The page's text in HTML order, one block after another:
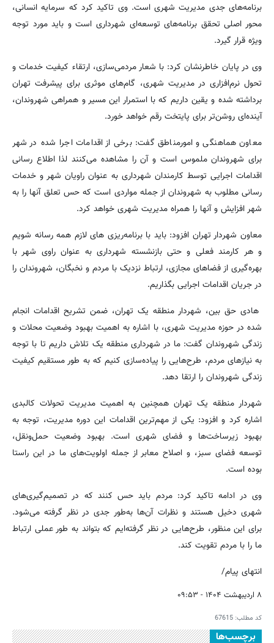
برنامه‌های جدی مدیریت شهری است. وی تاکید کرد که سرمایه انسانی،
محور اصلی تحقق برنامه‌های توسعه‌ای شهرداری است و باید مورد توجه
ویژه قرار گیرد.
وی در پایان خاطرنشان کرد: با شعار مردمی‌سازی، ارتقاء کیفیت خدمات و
تحول نرم‌افزاری در مدیریت شهری، گام‌های موثری برای پیشرفت تهران
برداشته شده و یقین داریم که با استمرار این مسیر و همراهی شهروندان،
آینده‌ای روشن‌تر برای پایتخت رقم خواهد خورد.
معاون هماهنگی و امورمناطق گفت: برخی از اقدامات اجرا شده در شهر
برای شهروندان ملموس است و آن را مشاهده می‌کنند لذا اطلاع رسانی
اقدامات اجرایی توسط کارمندان شهرداری به عنوان راویان شهر و خدمات
رسانی مطلوب به شهروندان از جمله مواردی است که حس تعلق آنها را به
شهر افزایش و آنها را همراه مدیریت شهری خواهد کرد.
معاون شهردار تهران افزود: باید با برنامه‌ریزی های لازم همه رسانه شویم
و هر کارمند فعلی و حتی بازنشسته شهرداری به عنوان راوی شهر با
بهره‌گیری از فضاهای مجازی، ارتباط نزدیک با مردم و نخبگان، شهروندان را
در جریان اقدامات اجرایی بگذاریم.
هادی حق بین، شهردار منطقه یک تهران، ضمن تشریح اقدامات انجام
شده در حوزه مدیریت شهری، با اشاره به اهمیت بهبود وضعیت محلات و
زندگی شهروندان گفت: ما در شهرداری منطقه یک تلاش داریم تا با توجه
به نیازهای مردم، طرح‌هایی را پیاده‌سازی کنیم که به طور مستقیم کیفیت
زندگی شهروندان را ارتقا دهد.
شهردار منطقه یک تهران همچنین به اهمیت مدیریت تحولات کالبدی
اشاره کرد و افزود: یکی از مهم‌ترین اقدامات این دوره مدیریت، توجه به
بهبود زیرساخت‌ها و فضای شهری است. بهبود وضعیت حمل‌ونقل،
توسعه فضای سبز، و اصلاح معابر از جمله اولویت‌های ما در این راستا
بوده است.
وی در ادامه تاکید کرد: مردم باید حس کنند که در تصمیم‌گیری‌های
شهری دخیل هستند و نظرات آن‌ها به‌طور جدی در نظر گرفته می‌شود.
برای این منظور، طرح‌هایی در نظر گرفته‌ایم که بتواند به طور عملی ارتباط
ما را با مردم تقویت کند.
انتهای پیام/
۸ اردیبهشت ۱۴۰۴ - ۰۹:۵۳
کد مطلب: 67615
برچسب‌ها